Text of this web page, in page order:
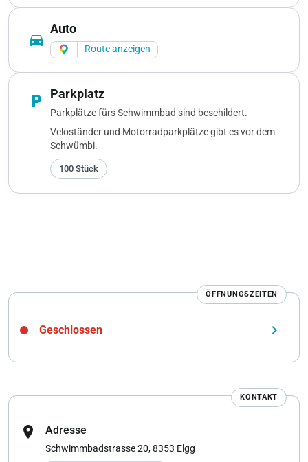
directions_car
Auto
Route anzeigen
local_parking Parkplatz
Parkplätze fürs Schwimmbad sind beschildert.
Veloständer und Motorradparkplätze gibt es vor dem
Schwümbi.
100 Stück
ÖFFNUNGSZEITEN
Geschlossen keyboard_arrow_right
KONTAKT
location_on Adresse
Schwimmbadstrasse 20, 8353 Elgg